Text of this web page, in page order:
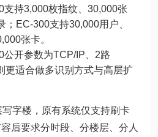
支持3,000枚指纹、30,000张
；EC-300支持30,000用户、
张卡。
公开参数为TCP/IP、2路
更适合做多识别方式与高层扩
字楼，原有系统仅支持刷卡
后要求分时段、分楼层、分人